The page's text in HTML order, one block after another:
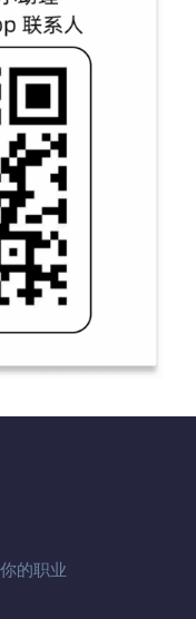
的职业